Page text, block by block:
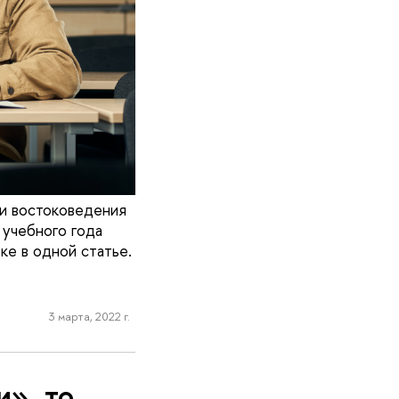
востоковедения
года
в одной статье.
3 марта, 2022 г.